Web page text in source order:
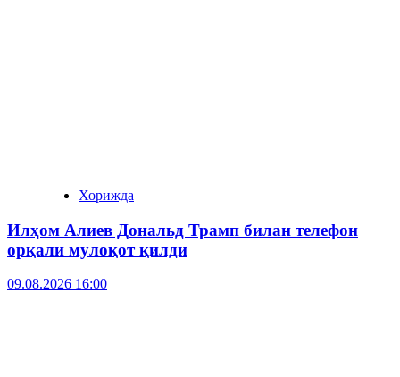
Хорижда
Илҳом Алиев Дональд Трамп билан телефон
орқали мулоқот қилди
09.08.2026 16:00